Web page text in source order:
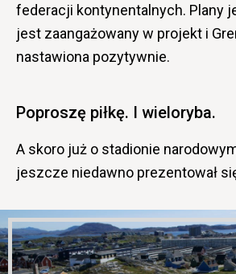
federacji kontynentalnych. Plany
jest zaangażowany w projekt i
nastawiona pozytywnie.
Poproszę piłkę. I wieloryba.
A skoro już o stadionie
jeszcze niedawno prezentował